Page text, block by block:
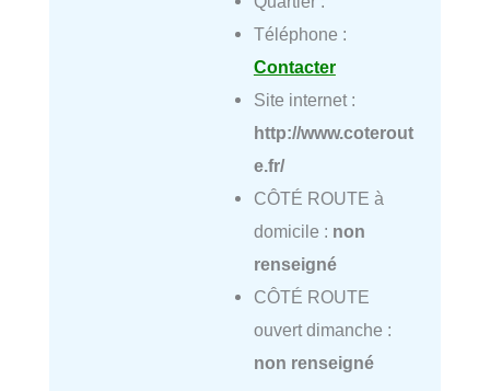
Téléphone :
Contacter
Site internet :
http://www.coterout
e.fr/
CÔTÉ ROUTE à
domicile : non
renseigné
CÔTÉ ROUTE
ouvert dimanche :
non renseigné